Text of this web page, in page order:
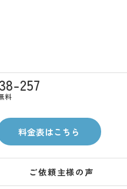
257
料
料金表はこちら
ご依頼主様の声